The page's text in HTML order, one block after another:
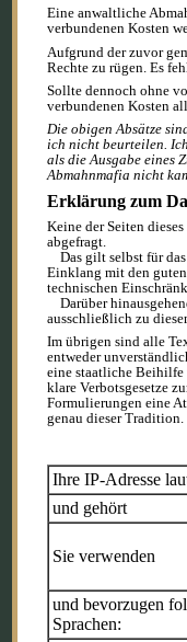
Eine anwaltliche
verbundenen Kosten
Aufgrund der zuvor
Rechte zu rügen. Es
Sollte dennoch ohne
verbundenen Kosten
Die obigen Absätze
ich nicht beurteilen.
als die Ausgabe eines
Abmahnmafia nicht
Erklärung zum
Keine der Seiten
abgefragt.
Das gilt selbst für
Einklang mit den
technischen
Darüber
ausschließlich zu
Im übrigen sind alle
entweder
eine staatliche Beihilfe
klare Verbotsgesetze
Formulierungen eine
genau dieser Tradition.
Ihre IP-Adresse
und gehört
Sie verwenden
und bevorzugen
Sprachen: